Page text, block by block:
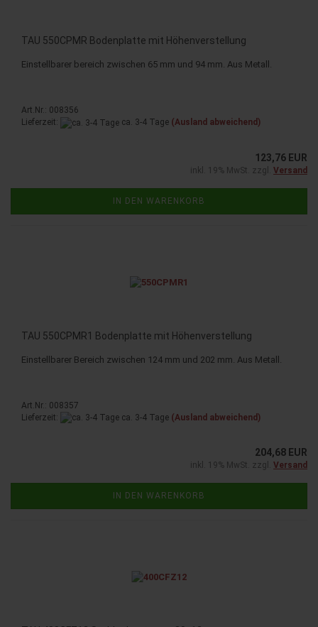
TAU 550CPMR Bo­den­plat­te mit Hö­hen­ver­stel­lung
Ein­stell­ba­rer be­reich zwi­schen 65 mm und 94 mm. Aus Me­tall.
Art.Nr.: 008356
Lieferzeit:
ca. 3-4 Tage (Ausland abweichend)
123,76 EUR
inkl. 19% MwSt. zzgl. Versand
IN DEN WARENKORB
TAU 550CPMR1 Bo­den­plat­te mit Hö­hen­ver­stel­lung
Ein­stell­ba­rer Be­reich zwi­schen 124 mm und 202 mm. Aus Me­tall.
Art.Nr.: 008357
Lieferzeit:
ca. 3-4 Tage (Ausland abweichend)
204,68 EUR
inkl. 19% MwSt. zzgl. Versand
IN DEN WARENKORB